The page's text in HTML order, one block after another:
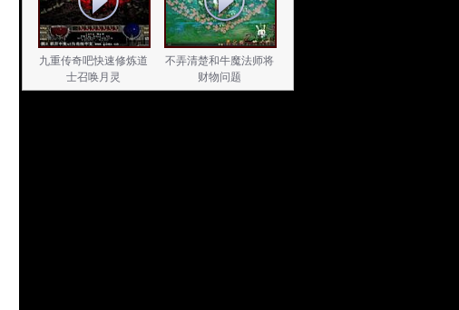
九重传奇吧快速修炼道
士召唤月灵
不弄清楚和牛魔法师将
财物问题